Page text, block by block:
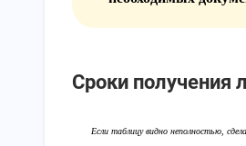
Сроки получения